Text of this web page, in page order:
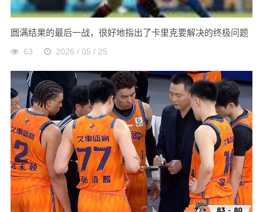
圆满结果的最后一战，很好地指出了卡里克要解决的终极问题
63 2026 / 05 / 25